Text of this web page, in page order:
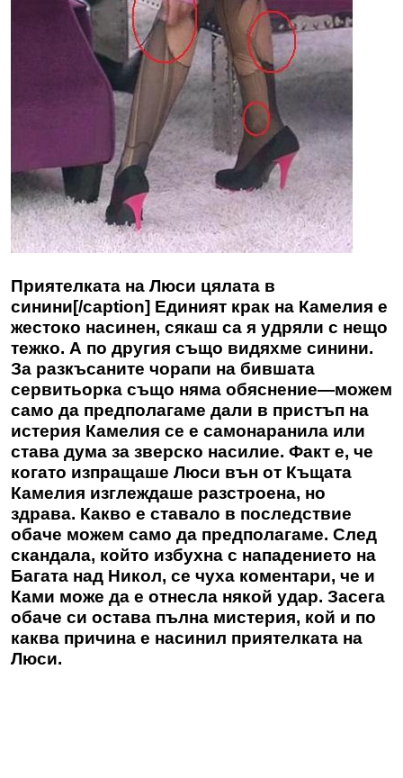
Приятелката на Люси цялата в
синини[/caption] Единият крак на Камелия е
жестоко насинен, сякаш са я удряли с нещо
тежко. А по другия също видяхме синини.
За разкъсаните чорапи на бившата
сервитьорка също няма обяснение—можем
само да предполагаме дали в пристъп на
истерия Камелия се е самонаранила или
става дума за зверско насилие. Факт е, че
когато изпращаше Люси вън от Къщата
Камелия изглеждаше разстроена, но
здрава. Какво е ставало в последствие
обаче можем само да предполагаме. След
скандала, който избухна с нападението на
Багата над Никол, се чуха коментари, че и
Ками може да е отнесла някой удар. Засега
обаче си остава пълна мистерия, кой и по
каква причина е насинил приятелката на
Люси.